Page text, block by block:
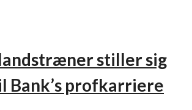
stiller sig
Bank’s profkarriere